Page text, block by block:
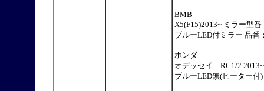
BMB
X5(F15)2013~ ミラー型
ブルーLED付ミラー 品番
ホンダ
オデッセイ RC1/2
ブルーLED無(ヒーター付